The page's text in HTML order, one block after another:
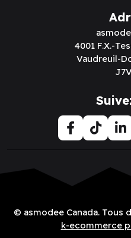
4001 F.X.-
Vaudreuil-
© asmodee Canada. Tous
k-ecommerce